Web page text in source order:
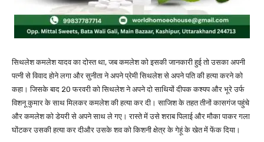
सिथलेश कमलेश यादव का दोस्त था, जब कमलेश को इसकी जानकारी हुई तो उसका अपनी
पत्नी से विवाद होने लगा और सुनीता ने अपने प्रेमी सिथलेश से अपने पति की हत्या करने को
कहा। जिसके बाद 20 फरवरी को सिथलेश ने अपने दो साथियों दीपक कश्यप और भूरे उर्फ
विशनू कुमार के साथ मिलकर कमलेश की हत्या कर दी। साजिश के तहत तीनों कासगंज पहुंचे
और कमलेश को डेयरी से अपने साथ ले गए। रास्ते में उसे शराब पिलाई और मौका पाकर गला
घोंटकर उसकी हत्या कर दीऔर उसके शव को किशनी क्षेत्र के गेहूं के खेत में फेंक दिया।